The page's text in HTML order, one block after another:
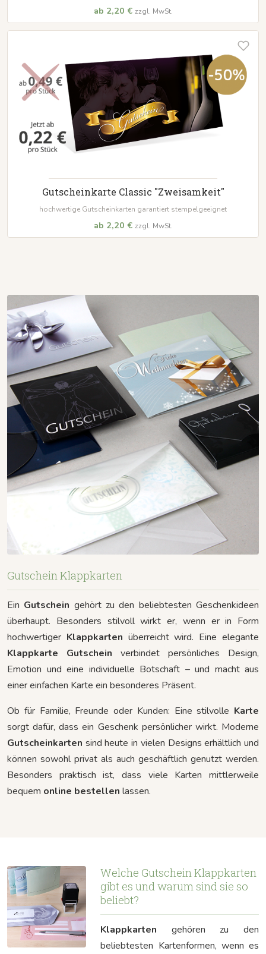
ab 2,20 € zzgl. MwSt.
Gutscheinkarte Classic "Zweisamkeit"
hochwertige Gutscheinkarten garantiert stempelgeeignet
ab 2,20 € zzgl. MwSt.
Gutschein Klappkarten
Ein Gutschein gehört zu den beliebtesten Geschenkideen
überhaupt. Besonders stilvoll wirkt er, wenn er in Form
hochwertiger Klappkarten überreicht wird. Eine elegante
Klappkarte Gutschein verbindet persönliches Design,
Emotion und eine individuelle Botschaft – und macht aus
einer einfachen Karte ein besonderes Präsent.
Ob für Familie, Freunde oder Kunden: Eine stilvolle Karte
sorgt dafür, dass ein Geschenk persönlicher wirkt. Moderne
Gutscheinkarten sind heute in vielen Designs erhältlich und
können sowohl privat als auch geschäftlich genutzt werden.
Besonders praktisch ist, dass viele Karten mittlerweile
bequem online bestellen lassen.
Welche Gutschein Klappkarten
gibt es und warum sind sie so
beliebt?
Klappkarten gehören zu den
beliebtesten Kartenformen, wenn es